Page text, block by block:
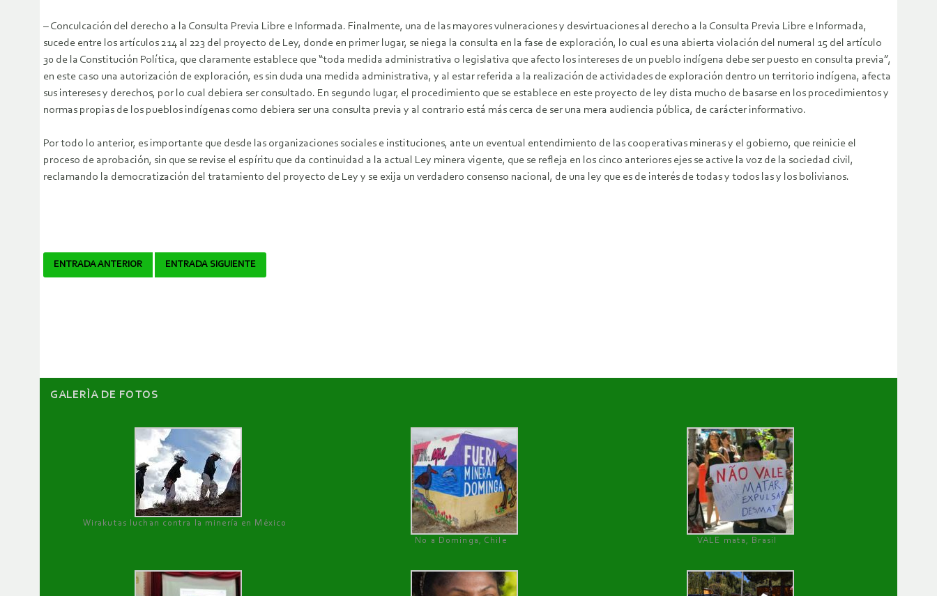
– Conculcación del derecho a la Consulta Previa Libre e Informada. Finalmente, una de las mayores vulneraciones y desvirtuaciones al derecho a la Consulta Previa Libre e Informada,
sucede entre los artículos 214 al 223 del proyecto de Ley, donde en primer lugar, se niega la consulta en la fase de exploración, lo cual es una abierta violación del numeral 15 del artículo
30 de la Constitución Política, que claramente establece que “toda medida administrativa o legislativa que afecto los intereses de un pueblo indígena debe ser puesto en consulta previa”,
en este caso una autorización de exploración, es sin duda una medida administrativa, y al estar referida a la realización de actividades de exploración dentro un territorio indígena, afecta
sus intereses y derechos, por lo cual debiera ser consultado. En segundo lugar, el procedimiento que se establece en este proyecto de ley dista mucho de basarse en los procedimientos y
normas propias de los pueblos indígenas como debiera ser una consulta previa y al contrario está más cerca de ser una mera audiencia pública, de carácter informativo.
Por todo lo anterior, es importante que desde las organizaciones sociales e instituciones, ante un eventual entendimiento de las cooperativas mineras y el gobierno, que reinicie el
proceso de aprobación, sin que se revise el espíritu que da continuidad a la actual Ley minera vigente, que se refleja en los cinco anteriores ejes se active la voz de la sociedad civil,
reclamando la democratización del tratamiento del proyecto de Ley y se exija un verdadero consenso nacional, de una ley que es de interés de todas y todos las y los bolivianos.
Navegador
ENTRADA ANTERIOR ENTRADA SIGUIENTE
GALERÌA DE FOTOS
Wirakutas luchan contra la minería en México
No a Dominga, Chile
VALE mata, Brasil